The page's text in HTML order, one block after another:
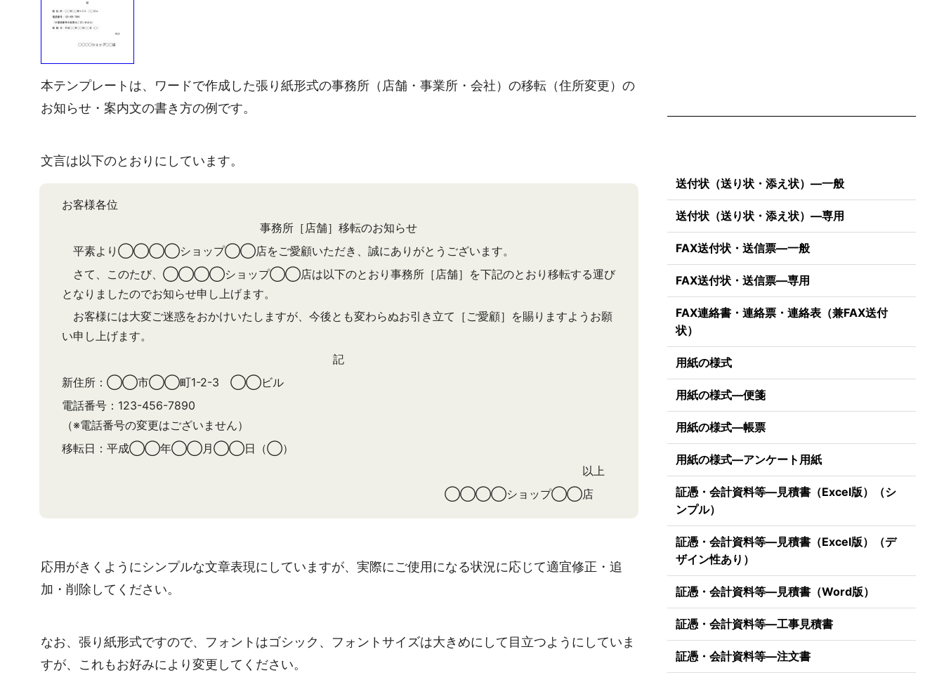
本テンプレートは、ワードで作成した張り紙形式の事務所（店舗・事業所・会社）の移転（住所変更）の
お知らせ・案内文の書き方の例です。
文言は以下のとおりにしています。
お客様各位
事務所［店舗］移転のお知らせ
平素より◯◯◯◯ショップ◯◯店をご愛顧いただき、誠にありがとうございます。
さて、このたび、◯◯◯◯ショップ◯◯店は以下のとおり事務所［店舗］を下記のとおり移転する運び
となりましたのでお知らせ申し上げます。
お客様には大変ご迷惑をおかけいたしますが、今後とも変わらぬお引き立て［ご愛顧］を賜りますようお願
い申し上げます。
記
新住所：◯◯市◯◯町1-2-3 ◯◯ビル
電話番号：123-456-7890
（※電話番号の変更はございません）
移転日：平成◯◯年◯◯月◯◯日（◯）
以上
◯◯◯◯ショップ◯◯店
応用がきくようにシンプルな文章表現にしていますが、実際にご使用になる状況に応じて適宜修正・追
加・削除してください。
なお、張り紙形式ですので、フォントはゴシック、フォントサイズは大きめにして目立つようにしていま
すが、これもお好みにより変更してください。
送付状（送り状・添え状）―一般
送付状（送り状・添え状）―専用
FAX送付状・送信票―一般
FAX送付状・送信票―専用
FAX連絡書・連絡票・連絡表（兼FAX送付
状）
用紙の様式
用紙の様式―便箋
用紙の様式―帳票
用紙の様式―アンケート用紙
証憑・会計資料等―見積書（Excel版）（シ
ンプル）
証憑・会計資料等―見積書（Excel版）（デ
ザイン性あり）
証憑・会計資料等―見積書（Word版）
証憑・会計資料等―工事見積書
証憑・会計資料等―注文書